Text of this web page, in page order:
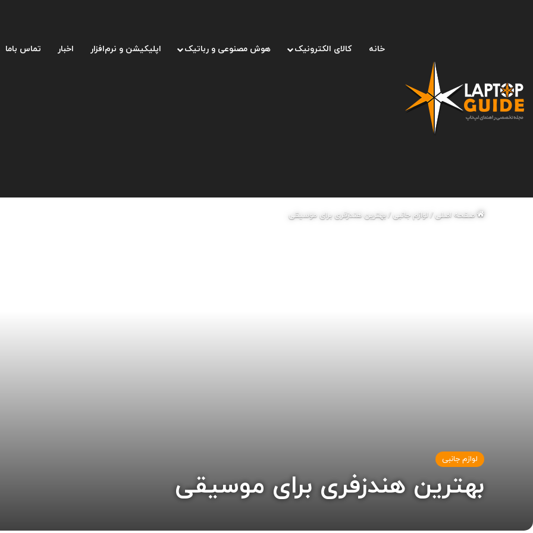
خانه کالای الکترونیک هوش مصنوعی و رباتیک اپلیکیشن و نرم‌افزار اخبار تماس باما
صفحه اصلی/لوازم جانبی/بهترین هندزفری برای موسیقی
لوازم جانبی
بهترین هندزفری برای موسیقی